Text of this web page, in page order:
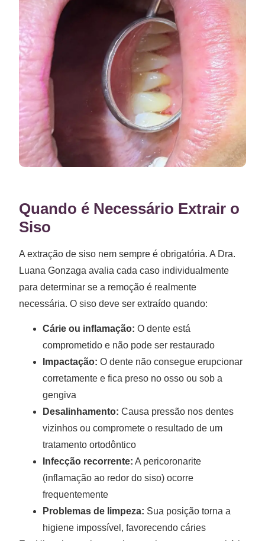
Quando é Necessário Extrair o
Siso
A extração de siso nem sempre é obrigatória. A Dra.
Luana Gonzaga avalia cada caso individualmente
para determinar se a remoção é realmente
necessária. O siso deve ser extraído quando:
Cárie ou inflamação: O dente está
comprometido e não pode ser restaurado
Impactação: O dente não consegue erupcionar
corretamente e fica preso no osso ou sob a
gengiva
Desalinhamento: Causa pressão nos dentes
vizinhos ou compromete o resultado de um
tratamento ortodôntico
Infecção recorrente: A pericoronarite
(inflamação ao redor do siso) ocorre
frequentemente
Problemas de limpeza: Sua posição torna a
higiene impossível, favorecendo cáries